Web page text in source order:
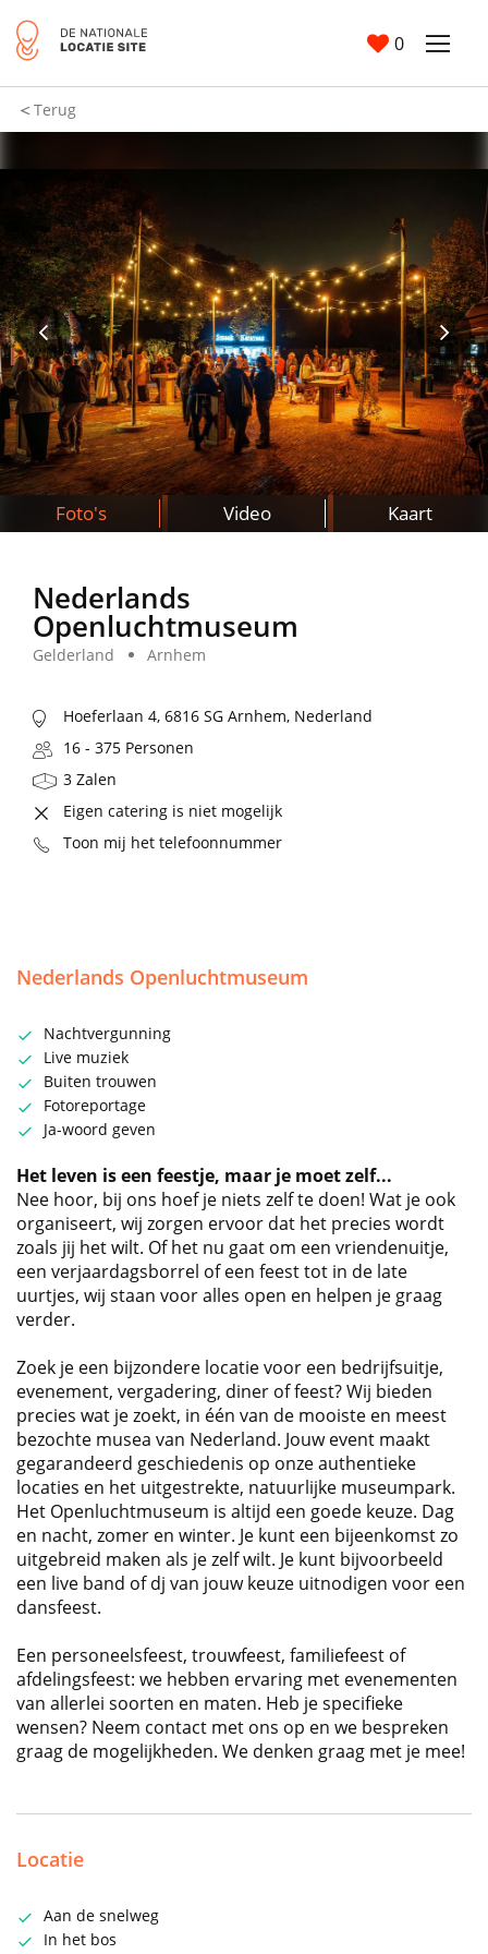
0
Terug
Foto's Video Kaart
Nederlands
Openluchtmuseum
Gelderland Arnhem
Hoeferlaan 4, 6816 SG Arnhem, Nederland
16 - 375 Personen
3 Zalen
Eigen catering is niet mogelijk
Toon mij het telefoonnummer
Nederlands Openluchtmuseum
Nachtvergunning
Live muziek
Buiten trouwen
Fotoreportage
Ja-woord geven
Het leven is een feestje, maar je moet zelf...
Nee hoor, bij ons hoef je niets zelf te doen! Wat je ook
organiseert, wij zorgen ervoor dat het precies wordt
zoals jij het wilt. Of het nu gaat om een vriendenuitje,
een verjaardagsborrel of een feest tot in de late
uurtjes, wij staan voor alles open en helpen je graag
verder.
Zoek je een bijzondere locatie voor een bedrijfsuitje,
evenement, vergadering, diner of feest? Wij bieden
precies wat je zoekt, in één van de mooiste en meest
bezochte musea van Nederland. Jouw event maakt
gegarandeerd geschiedenis op onze authentieke
locaties en het uitgestrekte, natuurlijke museumpark.
Het Openluchtmuseum is altijd een goede keuze. Dag
en nacht, zomer en winter. Je kunt een bijeenkomst zo
uitgebreid maken als je zelf wilt. Je kunt bijvoorbeeld
een live band of dj van jouw keuze uitnodigen voor een
dansfeest.
Een personeelsfeest, trouwfeest, familiefeest of
afdelingsfeest: we hebben ervaring met evenementen
van allerlei soorten en maten. Heb je specifieke
wensen? Neem contact met ons op en we bespreken
graag de mogelijkheden. We denken graag met je mee!
Locatie
Aan de snelweg
In het bos